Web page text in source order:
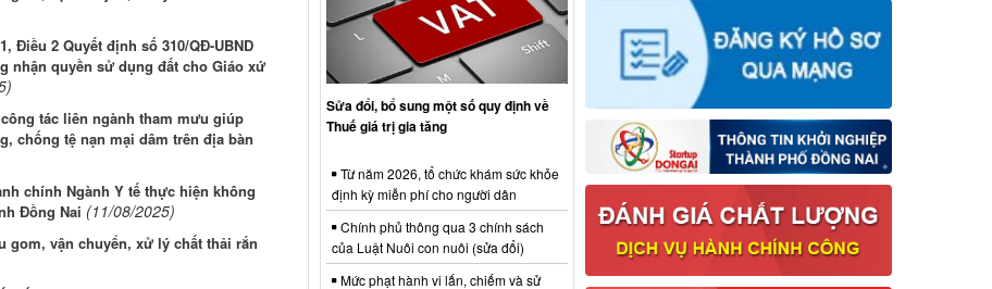
Điều 2 Quyết định số 310/QĐ-UBND
nhận quyền sử dụng đất cho Giáo xứ
tác liên ngành tham mưu giúp
chống tệ nạn mại dâm trên địa bàn
chính Ngành Y tế thực hiện không
Đồng Nai (11/08/2025)
gom, vận chuyển, xử lý chất thải rắn
Sửa đổi, bổ sung một số quy định về
Thuế giá trị gia tăng
Từ năm 2026, tổ chức khám sức khỏe
định kỳ miễn phí cho người dân
Chính phủ thông qua 3 chính sách
của Luật Nuôi con nuôi (sửa đổi)
Mức phạt hành vi lấn, chiếm và sử